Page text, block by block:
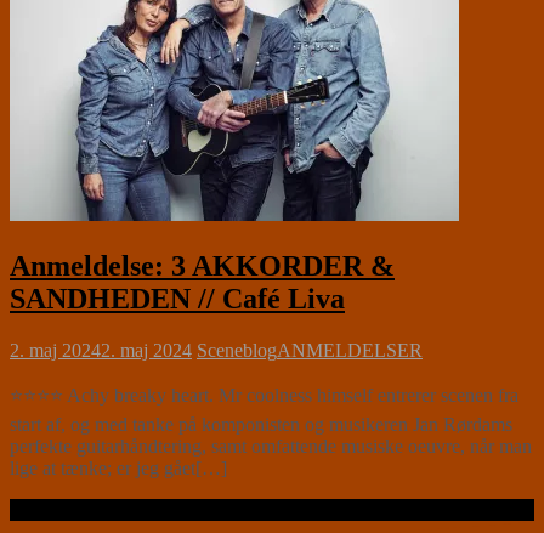
Anmeldelse: 3 AKKORDER &
SANDHEDEN // Café Liva
2. maj 20242. maj 2024 SceneblogANMELDELSER
⭐⭐⭐⭐ Achy breaky heart. Mr coolness himself entrerer scenen fra
start af, og med tanke på komponisten og musikeren Jan Rørdams
perfekte guitarhåndtering, samt omfattende musiske oeuvre, når man
lige at tænke; er jeg gået[…]